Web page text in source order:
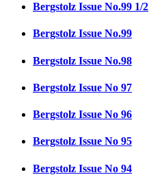
Bergstolz Issue No.99 1/2
Bergstolz Issue No.99
Bergstolz Issue No.98
Bergstolz Issue No 97
Bergstolz Issue No 96
Bergstolz Issue No 95
Bergstolz Issue No 94